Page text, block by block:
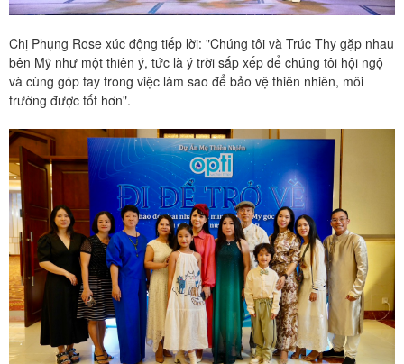
Chị Phụng Rose xúc động tiếp lời: "Chúng tôi và Trúc Thy gặp nhau
bên Mỹ như một thiên ý, tức là ý trời sắp xếp để chúng tôi hội ngộ
và cùng góp tay trong việc làm sao để bảo vệ thiên nhiên, môi
trường được tốt hơn".